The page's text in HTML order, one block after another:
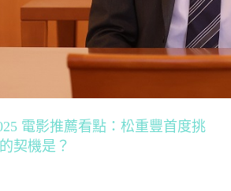
電影推薦看點：松重豐首度挑
契機是？